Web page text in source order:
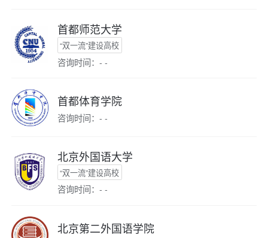
首都师范大学
“双一流”建设高校
咨询时间：- -
首都体育学院
咨询时间：- -
北京外国语大学
“双一流”建设高校
咨询时间：- -
北京第二外国语学院